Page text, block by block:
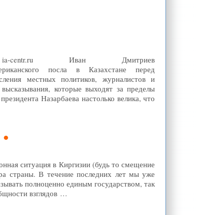
centr.ru Иван Дмитриев
посла в Казахстане перед
местных политиков, журналистов и
которые выходят за пределы
Назарбаева настолько велика, что
ситуация в Киргизии (будь то смещение
страны. В течение последних лет мы уже
полноценно единым государством, так
взглядов …